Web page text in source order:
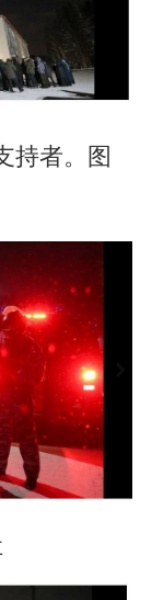
持者。图